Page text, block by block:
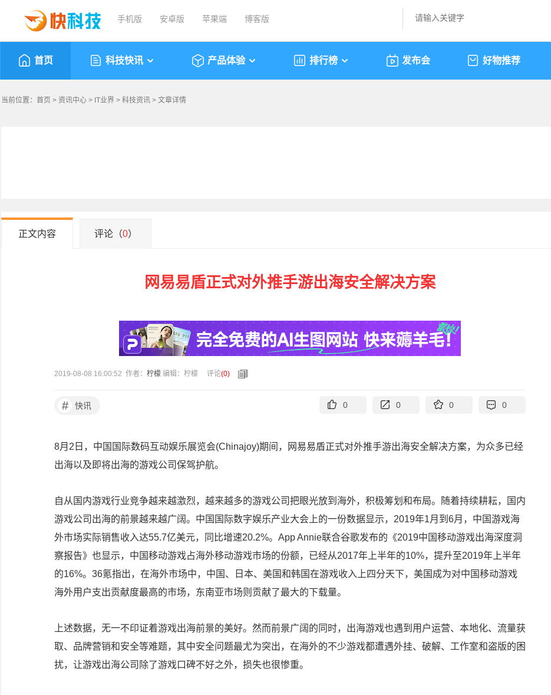
手机版 安卓版 苹果端 博客版
首页 科技快讯 产品体验 排行榜 发布会 好物推荐
当前位置： 首页 > 资讯中心 > IT业界 > 科技资讯 > 文章详情
正文内容 评论（0）
网易易盾正式对外推手游出海安全解决方案
2019-08-08 16:00:52 作者： 柠檬 编辑：柠檬 评论(0)
# 快讯 0 0 0 0
8月2日，中国国际数码互动娱乐展览会(Chinajoy)期间，网易易盾正式对外推手游出海安全解决方案，为众多已经
出海以及即将出海的游戏公司保驾护航。
自从国内游戏行业竞争越来越激烈，越来越多的游戏公司把眼光放到海外，积极筹划和布局。随着持续耕耘，国内
游戏公司出海的前景越来越广阔。中国国际数字娱乐产业大会上的一份数据显示，2019年1月到6月，中国游戏海
外市场实际销售收入达55.7亿美元，同比增速20.2%。App Annie联合谷歌发布的《2019中国移动游戏出海深度洞
察报告》也显示，中国移动游戏占海外移动游戏市场的份额，已经从2017年上半年的10%，提升至2019年上半年
的16%。36氪指出，在海外市场中，中国、日本、美国和韩国在游戏收入上四分天下，美国成为对中国移动游戏
海外用户支出贡献度最高的市场，东南亚市场则贡献了最大的下载量。
上述数据，无一不印证着游戏出海前景的美好。然而前景广阔的同时，出海游戏也遇到用户运营、本地化、流量获
取、品牌营销和安全等难题，其中安全问题最尤为突出，在海外的不少游戏都遭遇外挂、破解、工作室和盗版的困
扰，让游戏出海公司除了游戏口碑不好之外，损失也很惨重。